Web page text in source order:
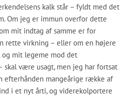
kalk står – fyldt med det
Om jeg er immun overfor dette
mit indtag af samme er for
rette virkning – eller om en højere
mit legeme mod det
være usagt, men jeg har fortsat
efterhånden mangeårige række af
i et nyt årti, og viderekolportere